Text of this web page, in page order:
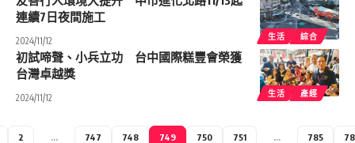
生活 綜合
連續7日夜間施工
2024/11/12
生活 產經
初試啼聲、小兵立功 台中國際糕豐會榮獲
台灣卓越獎
2024/11/12
2 ... 747 748 749 750 751 ... 785